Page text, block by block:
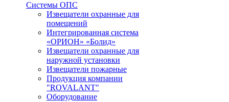
Системы ОПС
Извещатели охранные для
помещений
Интегрированная система
«ОРИОН» «Болид»
Извещатели охранные для
наружной установки
Извещатели пожарные
Продукция компании
"ROVALANT"
Оборудование